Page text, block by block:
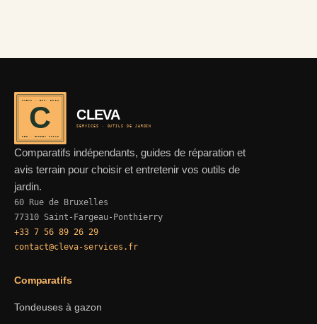
C
CLEVA · EST. 2024
REF · GARDEN TOOLS
CLEVA
SERVICES · OUTILS DE JARDIN
Comparatifs indépendants, guides de réparation et
avis terrain pour choisir et entretenir vos outils de
jardin.
60 Rue de Bruxelles
77310 Saint-Fargeau-Ponthierry
+33 7 56 89 26 29
contact@cleva-services.fr
Comparatifs
Tondeuses à gazon